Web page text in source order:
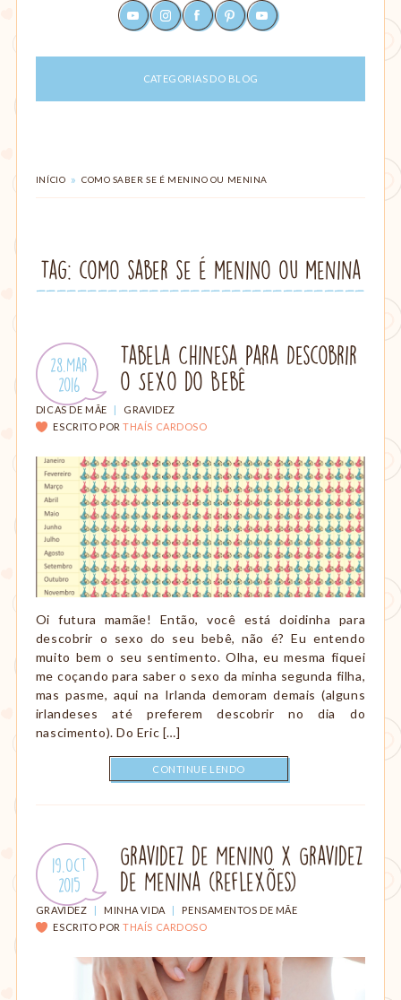
paternagem,
ajudar
mães
criação
com
gestação,
amamentação,
Montessori,
viagem
etc.
youtubeinstagramfacebookpinterest
CATEGORIAS DO BLOG
VOCÊ
INÍCIO » COMO SABER SE É MENINO OU MENINA
Tag: como saber se é menino ou menina
Publicado
em:
28.Mar
.
2016
Tabela Chinesa Para Descobrir
o Sexo do Bebê
CATEGORIAS:
DICAS DE MÃE
GRAVIDEZ
ESCRITO POR THAÍS CARDOSO
Oi futura mamãe! Então, você está doidinha para
descobrir o sexo do seu bebê, não é? Eu entendo
muito bem o seu sentimento. Olha, eu mesma fiquei
me coçando para saber o sexo da minha segunda filha,
mas pasme, aqui na Irlanda demoram demais (alguns
irlandeses até preferem descobrir no dia do
nascimento). Do Eric […]
CONTINUE LENDO
Publicado
em:
19.Oct
.
2015
Gravidez de Menino X Gravidez
de Menina (Reflexões)
CATEGORIAS:
GRAVIDEZ | MINHA VIDA |
PENSAMENTOS DE MÃE
ESCRITO POR THAÍS CARDOSO